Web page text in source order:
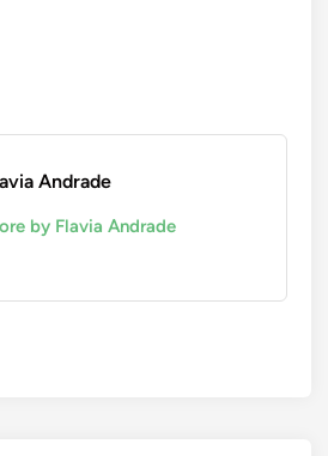
Andrade
by Flavia Andrade